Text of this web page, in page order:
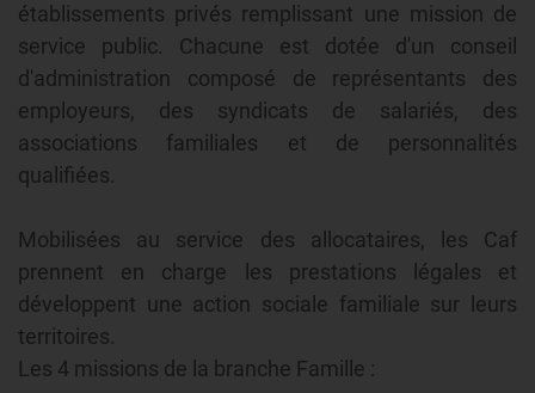
établissements privés remplissant une mission de
service public. Chacune est dotée d'un conseil
d'administration composé de représentants des
employeurs, des syndicats de salariés, des
associations familiales et de personnalités
qualifiées.
Mobilisées au service des allocataires, les Caf
prennent en charge les prestations légales et
développent une action sociale familiale sur leurs
territoires.
Les 4 missions de la branche Famille :